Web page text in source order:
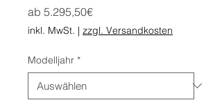
ab 5.295,50€Sale-
Preis
inkl. MwSt. | zzgl. Versandkosten
Modelljahr *